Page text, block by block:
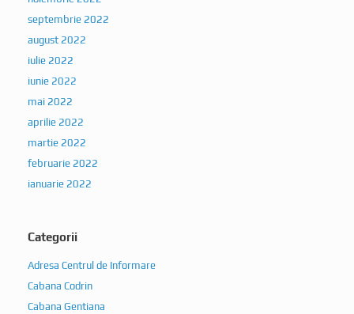
septembrie 2022
august 2022
iulie 2022
iunie 2022
mai 2022
aprilie 2022
martie 2022
februarie 2022
ianuarie 2022
Categorii
Adresa Centrul de Informare
Cabana Codrin
Cabana Gentiana